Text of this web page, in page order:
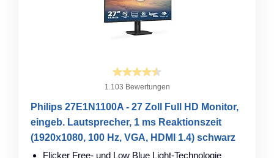
1.103 Bewertungen
Philips 27E1N1100A - 27 Zoll Full HD Monitor,
eingeb. Lautsprecher, 1 ms Reaktionszeit
(1920x1080, 100 Hz, VGA, HDMI 1.4) schwarz
Flicker Free- und Low Blue Light-Technologie